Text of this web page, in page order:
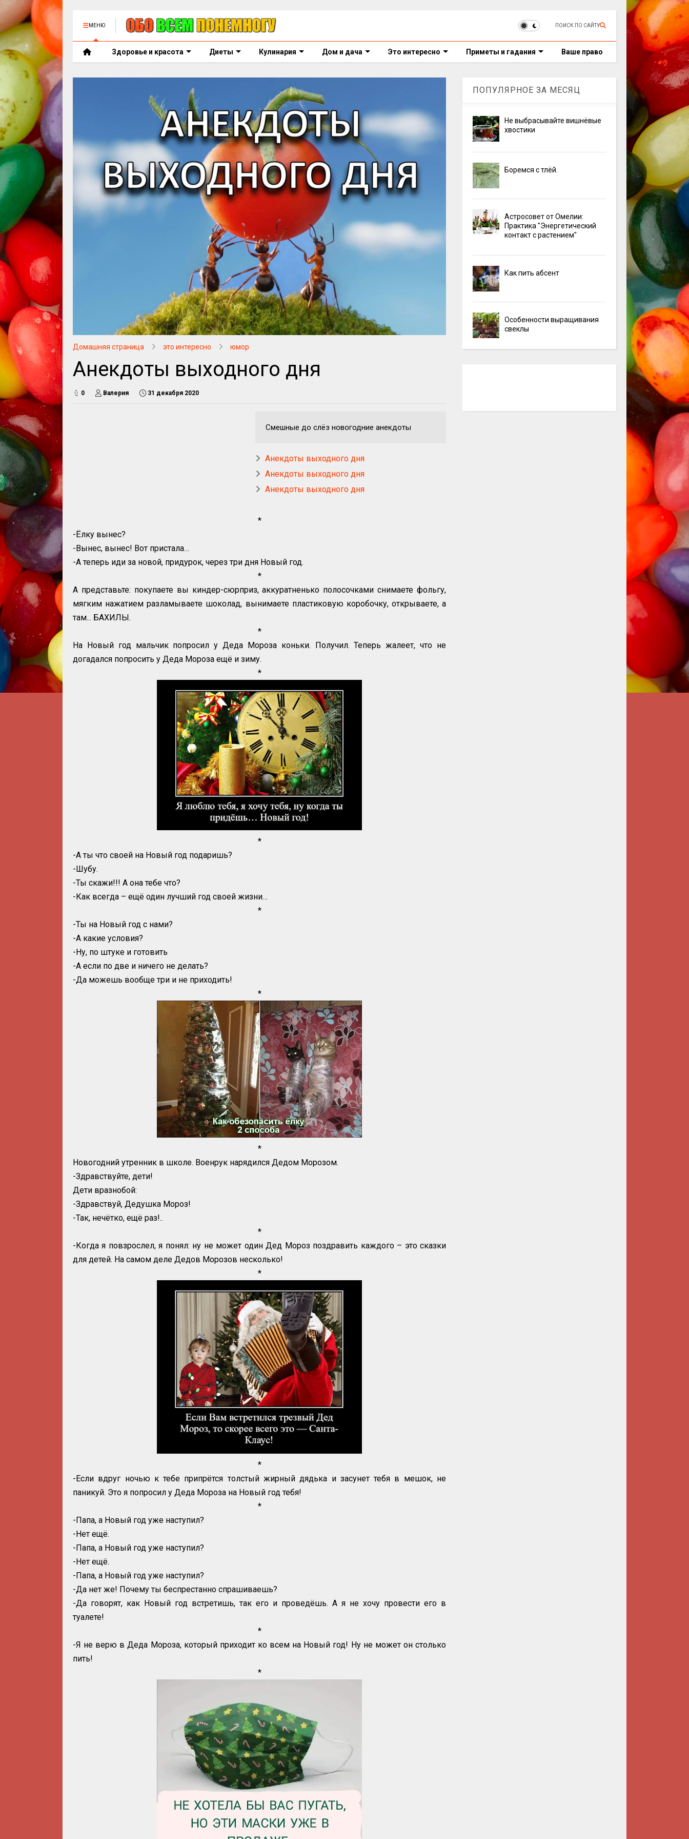
МЕНЮ ПОИСК ПО САЙТУ
Здоровье и красота Диеты Кулинария Дом и дача Это интересно Приметы и гадания Ваше право
Домашняя страница это интересно юмор
Анекдоты выходного дня
0 Валерия 31 декабря 2020
Смешные до слёз новогодние анекдоты
Анекдоты выходного дня
Анекдоты выходного дня
Анекдоты выходного дня
*
-Ёлку вынес?
-Вынес, вынес! Вот пристала…
-А теперь иди за новой, придурок, через три дня Новый год.
*
А представьте: покупаете вы киндер-сюрприз, аккуратненько полосочками снимаете фольгу,
мягким нажатием разламываете шоколад, вынимаете пластиковую коробочку, открываете, а
там... БАХИЛЫ.
*
На Новый год мальчик попросил у Деда Мороза коньки. Получил. Теперь жалеет, что не
догадался попросить у Деда Мороза ещё и зиму.
*
*
-А ты что своей на Новый год подаришь?
-Шубу.
-Ты скажи!!! А она тебе что?
-Как всегда – ещё один лучший год своей жизни…
*
-Ты на Новый год с нами?
-А какие условия?
-Ну, по штуке и готовить
-А если по две и ничего не делать?
-Да можешь вообще три и не приходить!
*
*
Новогодний утренник в школе. Военрук нарядился Дедом Морозом.
-Здравствуйте, дети!
Дети вразнобой:
-Здравствуй, Дедушка Мороз!
-Так, нечётко, ещё раз!..
*
-Когда я повзрослел, я понял: ну не может один Дед Мороз поздравить каждого – это сказки
для детей. На самом деле Дедов Морозов несколько!
*
*
-Если вдруг ночью к тебе припрётся толстый жирный дядька и засунет тебя в мешок, не
паникуй. Это я попросил у Деда Мороза на Новый год тебя!
*
-Папа, а Новый год уже наступил?
-Нет ещё.
-Папа, а Новый год уже наступил?
-Нет ещё.
-Папа, а Новый год уже наступил?
-Да нет же! Почему ты беспрестанно спрашиваешь?
-Да говорят, как Новый год встретишь, так его и проведёшь. А я не хочу провести его в
туалете!
*
-Я не верю в Деда Мороза, который приходит ко всем на Новый год! Ну не может он столько
пить!
*
ПОПУЛЯРНОЕ ЗА МЕСЯЦ
Не выбрасывайте вишнёвые
хвостики
Боремся с тлёй.
Астросовет от Омелии:
Практика "Энергетический
контакт с растением"
Как пить абсент
Особенности выращивания
свеклы